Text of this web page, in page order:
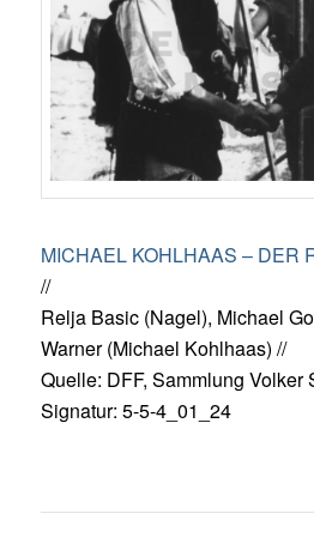
MICHAEL KOHLHAAS – DER
//
Relja Basic (Nagel), Michael
Warner (Michael Kohlhaas) //
Quelle: DFF, Sammlung Volker
Signatur: 5-5-4_01_24